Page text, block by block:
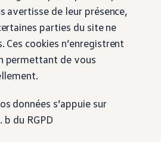
avertisse de leur présence,
parties du site ne
cookies n’enregistrent
permettant de vous
données s’appuie sur
du RGPD